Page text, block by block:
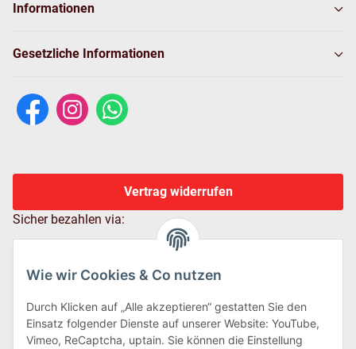
Wie wir Cookies & Co nutzen
Durch Klicken auf „Alle akzeptieren“ gestatten Sie den
Einsatz folgender Dienste auf unserer Website: YouTube,
Vimeo, ReCaptcha, uptain. Sie können die Einstellung
Informationen
Gesetzliche Informationen
Vertrag widerrufen
Sicher bezahlen via: